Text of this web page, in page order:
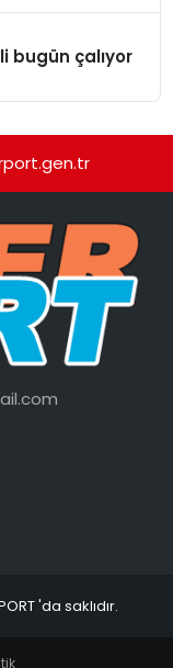
bugün çalıyor
'da saklıdır.